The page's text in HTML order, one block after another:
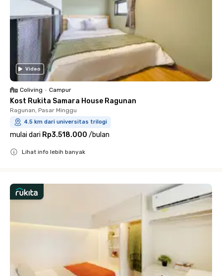
Video
Coliving • Campur
Kost Rukita Samara House Ragunan
Ragunan, Pasar Minggu
4.5 km dari universitas trilogi
mulai dari Rp3.518.000 /bulan
Lihat info lebih banyak